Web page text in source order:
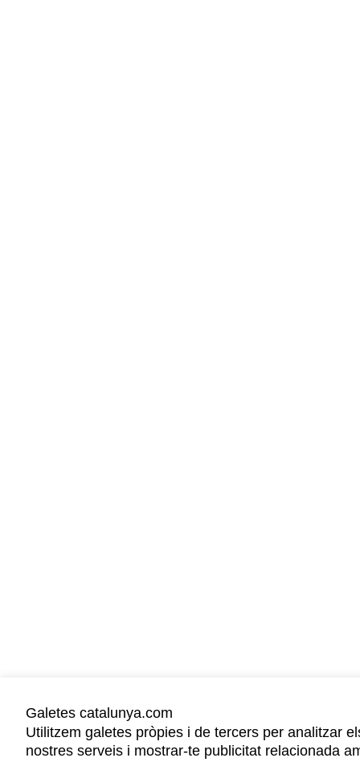
Galetes catalunya.com
Utilitzem galetes pròpies i de tercers per analitzar
nostres serveis i mostrar-te publicitat relacionada